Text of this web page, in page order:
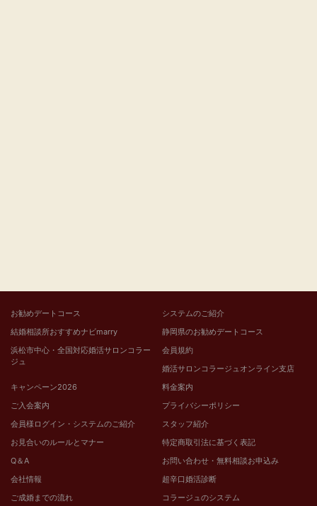
お勧めデートコース
システムのご紹介
結婚相談所おすすめナビmarry
静岡県のお勧めデートコース
浜松市中心・全国対応婚活サロンコラー
ジュ
会員規約
婚活サロンコラージュオンライン支店
キャンペーン2026
料金案内
ご入会案内
プライバシーポリシー
会員様ログイン・システムのご紹介
スタッフ紹介
お見合いのルールとマナー
特定商取引法に基づく表記
Q＆A
お問い合わせ・無料相談お申込み
会社情報
超辛口婚活診断
ご成婚までの流れ
コラージュのシステム